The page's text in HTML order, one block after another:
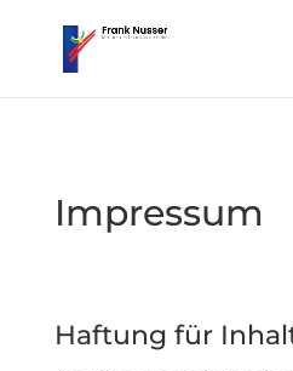
Impressum
Haftung für